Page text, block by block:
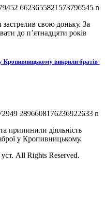
свою доньку. За
до п’ятнадцяти років
Кропивницькому викрили братів-
припинили діяльність
у Кропивницькому.
All Rights Reserved.